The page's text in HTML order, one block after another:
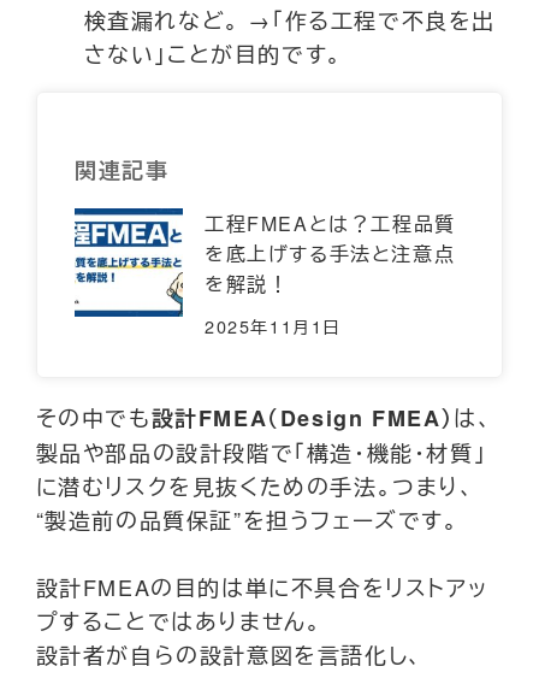
検査漏れなど。 →「作る工程で不良を出
さない」ことが目的です。
関連記事
工程FMEAとは？工程品質
を底上げする手法と注意点
を解説！
2025年11月1日
その中でも設計FMEA（Design FMEA）は、
製品や部品の設計段階で「構造・機能・材質」
に潜むリスクを見抜くための手法。つまり、
“製造前の品質保証”を担うフェーズです。
設計FMEAの目的は単に不具合をリストアッ
プすることではありません。
設計者が自らの設計意図を言語化し、